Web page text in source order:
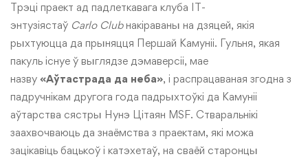
Трэці праект ад падлеткавага клуба IT-
энтузіястаў Carlo Clubнакіраваны на дзяцей, якія
рыхтуюцца да прыняцця Першай Камуніі. Гульня, якая
пакуль існуе ў выглядзе дэмаверсіі, мае
назву «Аўтастрада да неба», і распрацаваная згодна з
падручнікам другога года падрыхтоўкі да Камуніі
аўтарства сястры Нунэ Цітаян MSF. Стваральнікі
заахвочваюць да знаёмства з праектам, які можа
зацікавіць бацькоў і катэхетаў, на сваёй старонцы